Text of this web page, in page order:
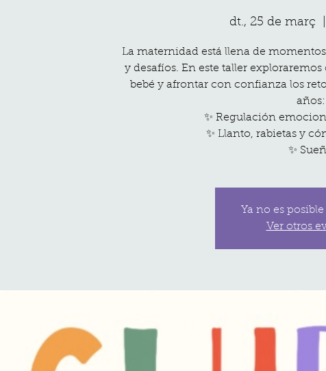
dt., 25 de març
La maternidad está llena de
y desafíos. En este taller
bebé y afrontar con confianza los
años:
✨ Regulación
✨ Llanto, rabietas y
✨
Ya no es
Ver otros